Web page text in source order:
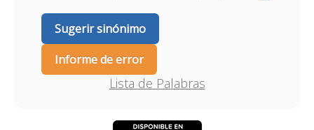
Sugerir sinónimo
Informe de error
Lista de Palabras